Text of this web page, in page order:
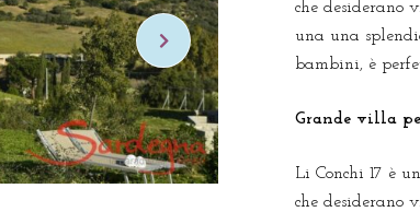
che desiderano
una una
bambini, è
Grande villa
Li Conchi 17 è
che desiderano